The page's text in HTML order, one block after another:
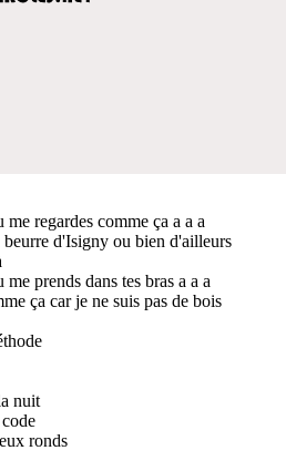
regardes comme ça a a a
beurre d'Isigny ou bien d'ailleurs
prends dans tes bras a a a
ça car je ne suis pas de bois
nuit
ronds